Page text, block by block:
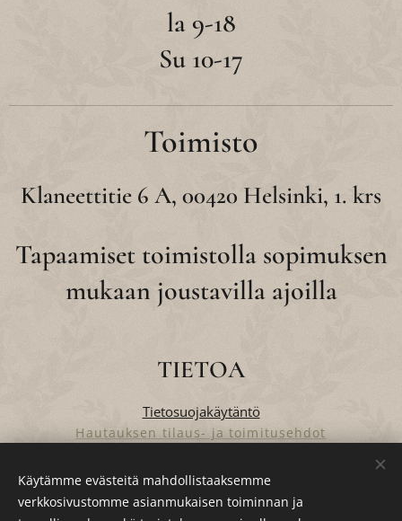
la 9-18
Su 10-17
Toimisto
Klaneettitie 6 A, 00420 Helsinki, 1. krs
Tapaamiset toimistolla sopimuksen
mukaan joustavilla ajoilla
TIETOA
Tietosuojakäytäntö
Hautauksen tilaus- ja toimitusehdot
Käytämme evästeitä mahdollistaaksemme
verkkosivustomme asianmukaisen toiminnan ja